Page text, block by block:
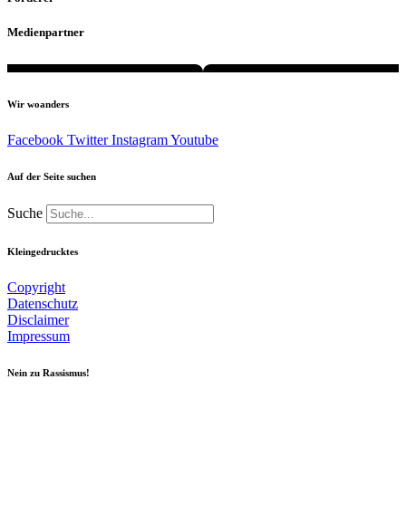
Medienpartner
Wir woanders
Facebook Twitter InstagramYoutube
Auf der Seite suchen
Suche
Kleingedrucktes
Copyright
Datenschutz
Disclaimer
Impressum
Nein zu Rassismus!